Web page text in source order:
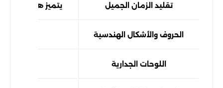
تقليد الزمان الجميل يتميز هذا النوع
الحروف والأشكال الهندسية
اللوحات الجدارية